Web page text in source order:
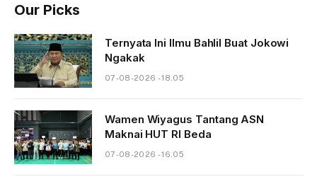
Our Picks
Ternyata Ini Ilmu Bahlil Buat Jokowi
Ngakak
07-08-2026 - 18.05
Wamen Wiyagus Tantang ASN
Maknai HUT RI Beda
07-08-2026 - 16.05